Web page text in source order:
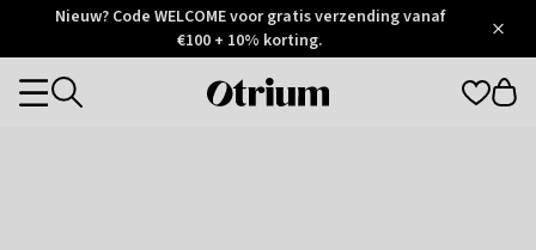
Otrium
Trustpilot
Nieuw? Code WELCOME voor gratis verzending vanaf
€100 + 10% korting.
Otrium
Categories